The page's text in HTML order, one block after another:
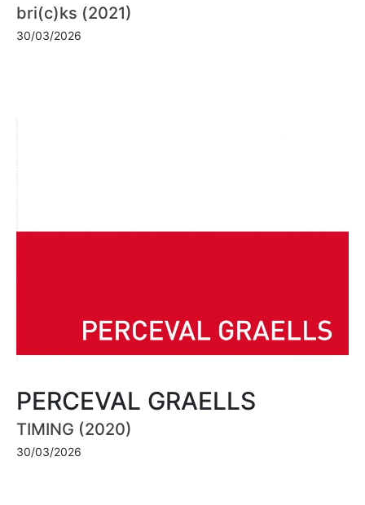
bri(c)ks (2021)
30/03/2026
PERCEVAL GRAELLS
TIMING (2020)
30/03/2026